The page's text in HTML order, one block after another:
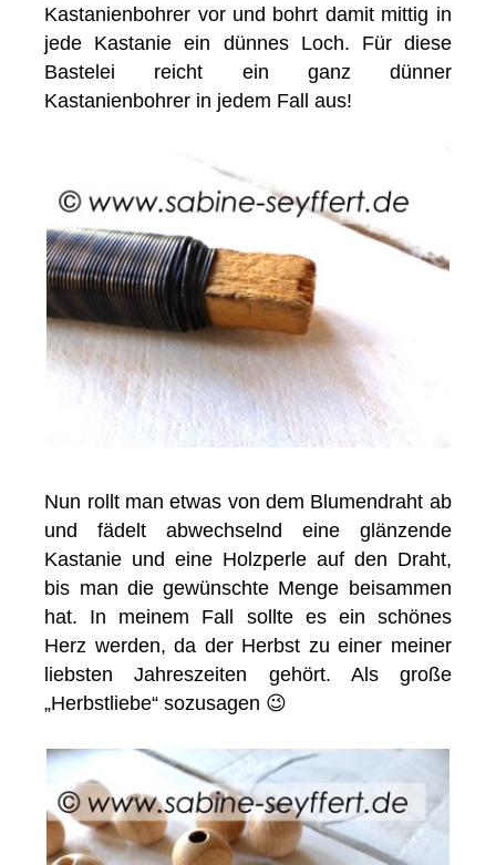
Kastanienbohrer vor und bohrt damit mittig in
jede Kastanie ein dünnes Loch. Für diese
Bastelei reicht ein ganz dünner
Kastanienbohrer in jedem Fall aus!
Nun rollt man etwas von dem Blumendraht ab
und fädelt abwechselnd eine glänzende
Kastanie und eine Holzperle auf den Draht,
bis man die gewünschte Menge beisammen
hat. In meinem Fall sollte es ein schönes
Herz werden, da der Herbst zu einer meiner
liebsten Jahreszeiten gehört. Als große
„Herbstliebe“ sozusagen 😉